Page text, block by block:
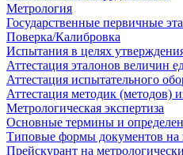
Метрология
Государственные первичные
Поверка/Калибровка
Испытания в целях
Аттестация эталонов величин
Аттестация испытательного
Аттестация методик (методов)
Метрологическая экспертиза
Основные термины и
Типовые формы документов на
Прейскурант на